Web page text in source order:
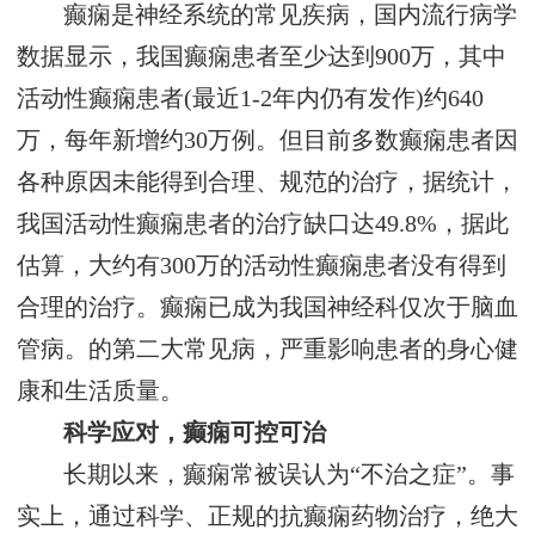
癫痫是神经系统的常见疾病，国内流行病学
数据显示，我国癫痫患者至少达到900万，其中
活动性癫痫患者(最近1-2年内仍有发作)约640
万，每年新增约30万例。但目前多数癫痫患者因
各种原因未能得到合理、规范的治疗，据统计，
我国活动性癫痫患者的治疗缺口达49.8%，据此
估算，大约有300万的活动性癫痫患者没有得到
合理的治疗。癫痫已成为我国神经科仅次于脑血
管病。的第二大常见病，严重影响患者的身心健
康和生活质量。
科学应对，癫痫可控可治
长期以来，癫痫常被误认为“不治之症”。事
实上，通过科学、正规的抗癫痫药物治疗，绝大